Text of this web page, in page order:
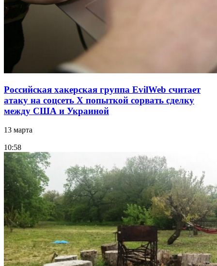
Российская хакерская группа EvilWeb считает
атаку на соцсеть Х попыткой сорвать сделку
между США и Украиной
13 марта
10:58